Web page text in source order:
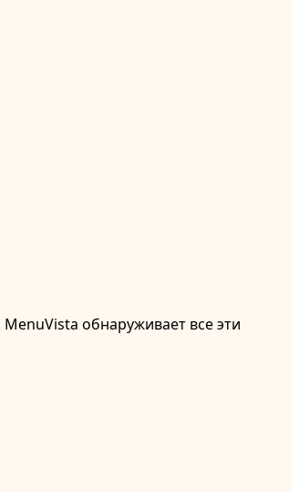
обнаруживает все эти